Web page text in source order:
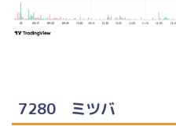
7280 ミツバ